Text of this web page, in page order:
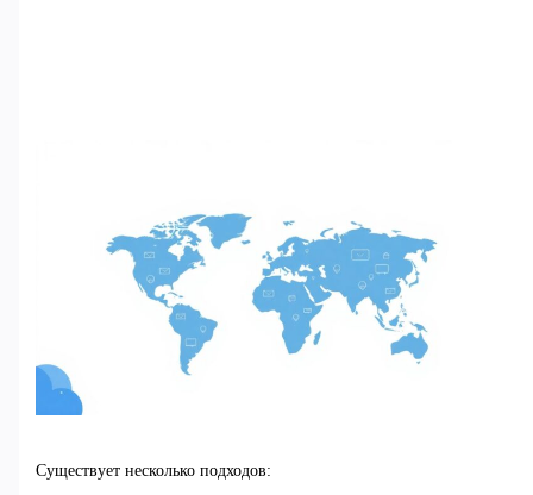
Существует несколько подходов: